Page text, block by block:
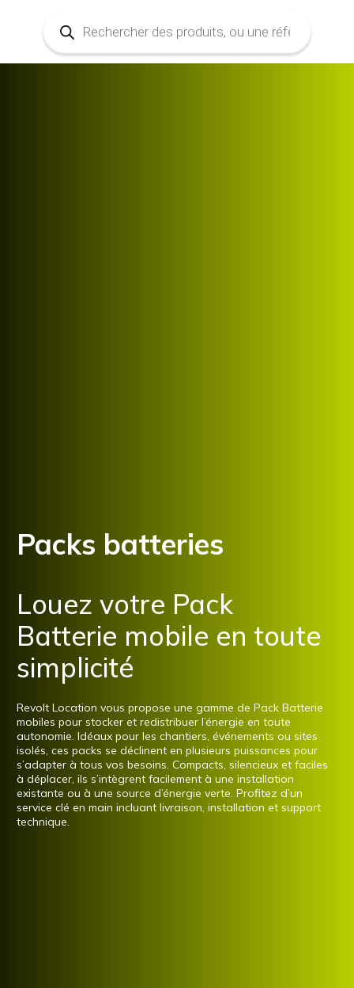
produits
Packs batteries
Louez votre Pack
Batterie mobile en toute
simplicité
Revolt Location vous propose une gamme de Pack Batterie
mobiles pour stocker et redistribuer l’énergie en toute
autonomie. Idéaux pour les chantiers, événements ou sites
isolés, ces packs se déclinent en plusieurs puissances pour
s’adapter à tous vos besoins. Compacts, silencieux et faciles
à déplacer, ils s’intègrent facilement à une installation
existante ou à une source d’énergie verte. Profitez d’un
service clé en main incluant livraison, installation et support
technique.